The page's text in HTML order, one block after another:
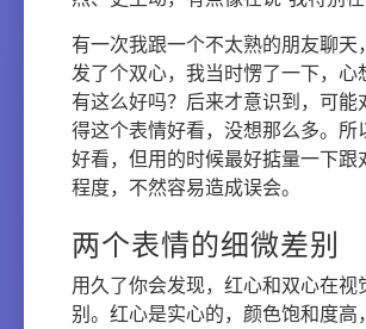
有一次我跟一个不太熟的朋友聊天
发了个双心，我当时愣了一下，心
有这么好吗？后来才意识到，可能
得这个表情好看，没想那么多。所
好看，但用的时候最好掂量一下跟
程度，不然容易造成误会。
两个表情的细微差别
用久了你会发现，红心和双心在视
别。红心是实心的，颜色饱和度高